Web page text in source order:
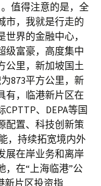
值得注意的是，全
市，我就是行走的
界的金融中心，
级富豪，高度集中
公里，新加坡国土
873平方公里，新
有，临港新片区在
、DEPA等国
配置、科技创新策
，持续拓宽境内外
展在岸业务和离岸
，在“上海临港”公
新片区投资指